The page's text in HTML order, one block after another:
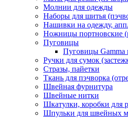
Молнии для одежды
Наборы для шитья
Нашивки на одежду,
Ножницы портновские
Пуговицы
Пуговицы Gamma
Ручки для сумок
Стразы, пайетки
Ткань для пэчворка
Швейная фурнитура
Швейные нитки
Шкатулки, коробки для
Шпульки для швейных